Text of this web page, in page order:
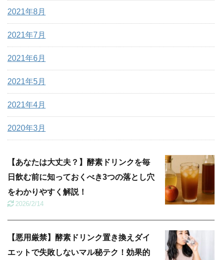
2021年8月
2021年7月
2021年6月
2021年5月
2021年4月
2020年3月
【あなたは大丈夫？】酵素ドリンクを毎
日飲む前に知っておくべき3つの落とし穴
をわかりやすく解説！
2026/2/14
【悪用厳禁】酵素ドリンク置き換えダイ
エットで失敗しないマル秘テク！効果的